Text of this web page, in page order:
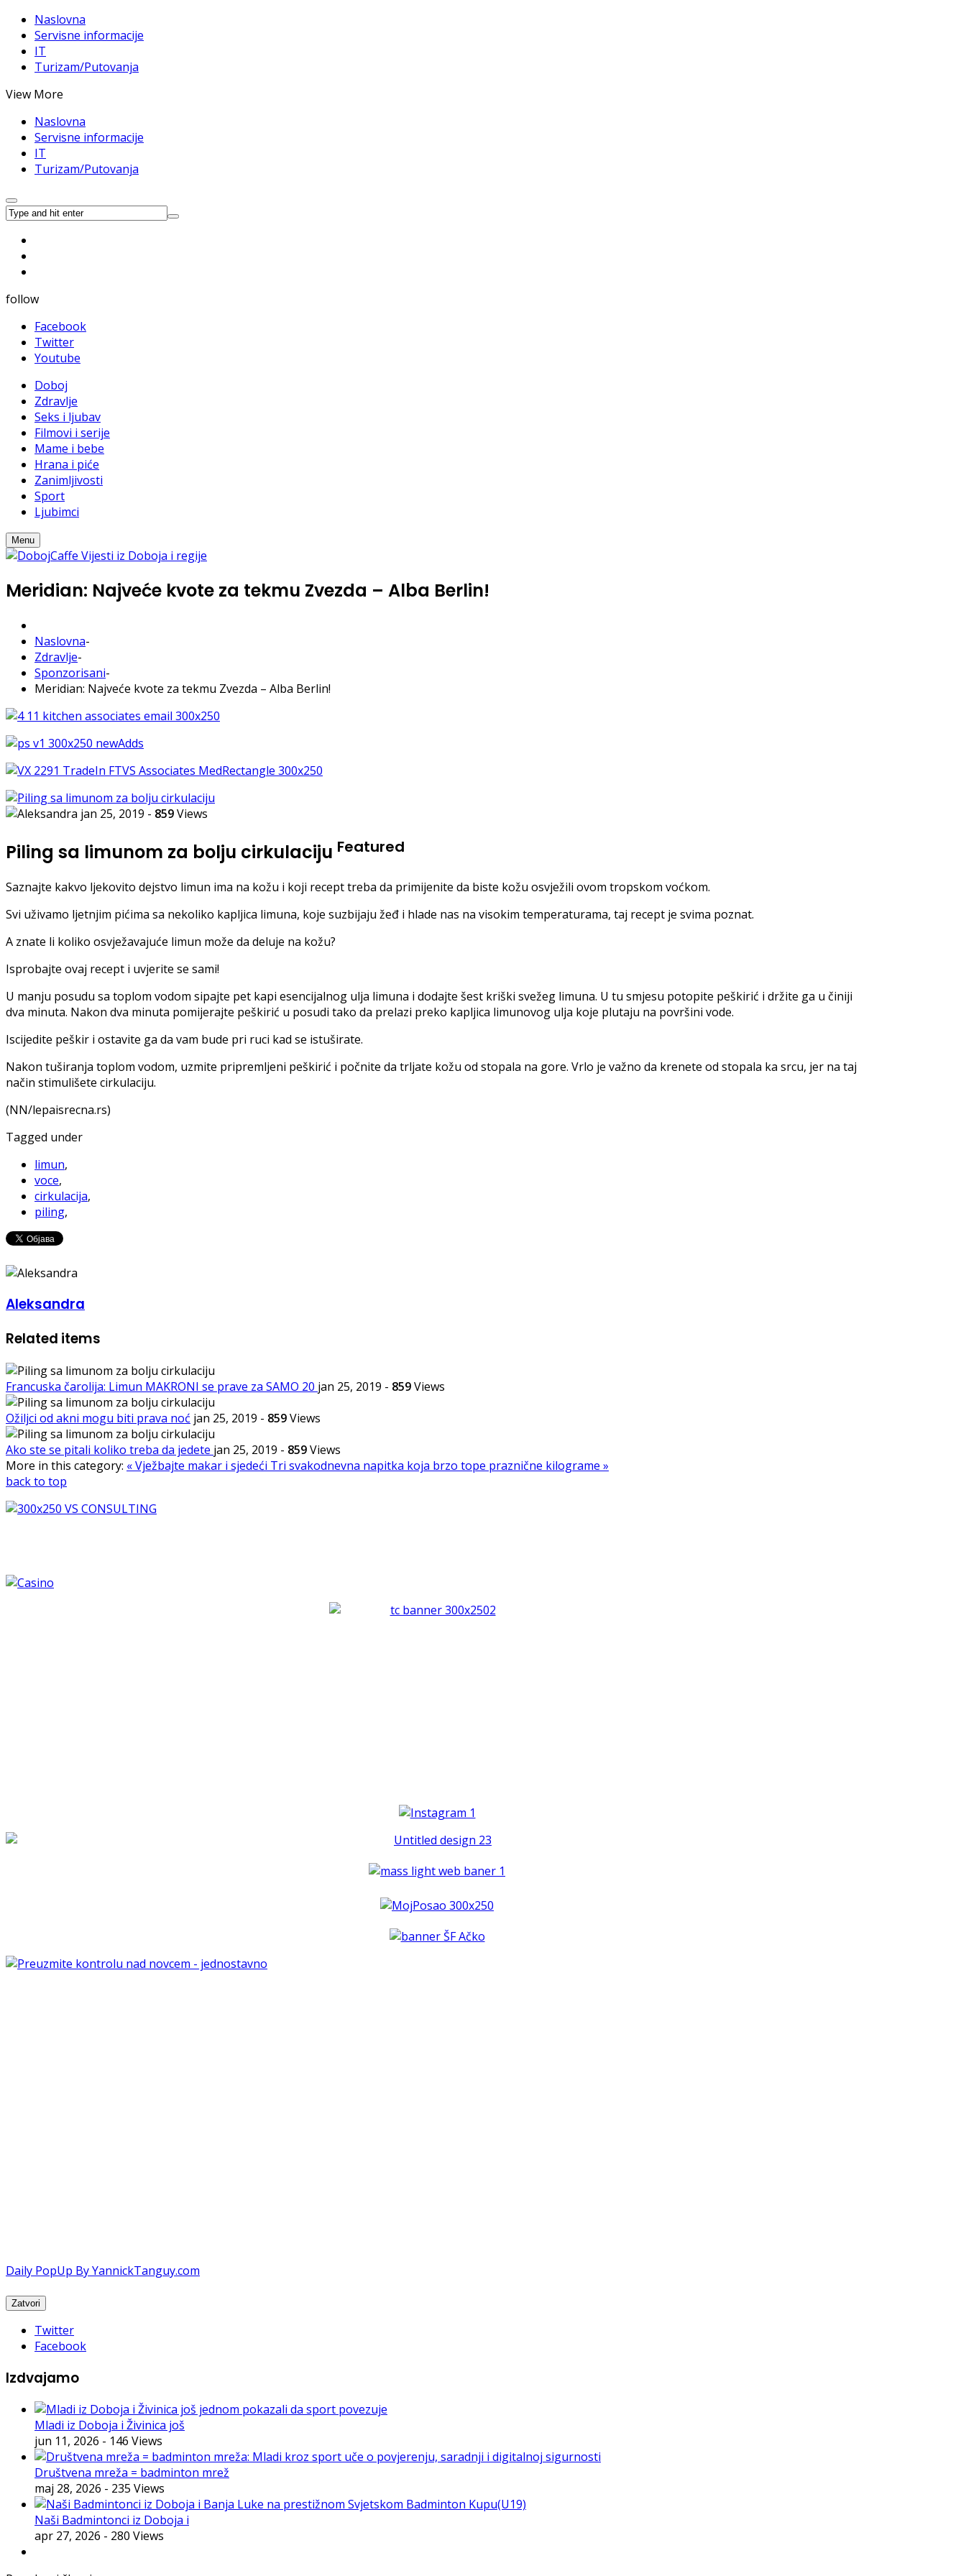
Naslovna
Servisne informacije
IT
Turizam/Putovanja
View More
Naslovna
Servisne informacije
IT
Turizam/Putovanja
follow
Facebook
Twitter
Youtube
Doboj
Zdravlje
Seks i ljubav
Filmovi i serije
Mame i bebe
Hrana i piće
Zanimljivosti
Sport
Ljubimci
Menu
Meridian: Najveće kvote za tekmu Zvezda – Alba Berlin!
Naslovna-
Zdravlje-
Sponzorisani-
Meridian: Najveće kvote za tekmu Zvezda – Alba Berlin!
jan 25, 2019 - 859Views
Piling sa limunom za bolju cirkulaciju Featured
Saznajte kakvo ljekovito dejstvo limun ima na kožu i koji recept treba da primijenite da biste kožu osvježili ovom tropskom voćkom.
Svi uživamo ljetnjim pićima sa nekoliko kapljica limuna, koje suzbijaju žeđ i hlade nas na visokim temperaturama, taj recept je svima poznat.
A znate li koliko osvježavajuće limun može da deluje na kožu?
Isprobajte ovaj recept i uvjerite se sami!
U manju posudu sa toplom vodom sipajte pet kapi esencijalnog ulja limuna i dodajte šest kriški svežeg limuna. U tu smjesu potopite peškirić i držite ga u činiji
dva minuta. Nakon dva minuta pomijerajte peškirić u posudi tako da prelazi preko kapljica limunovog ulja koje plutaju na površini vode.
Iscijedite peškir i ostavite ga da vam bude pri ruci kad se istuširate.
Nakon tuširanja toplom vodom, uzmite pripremljeni peškirić i počnite da trljate kožu od stopala na gore. Vrlo je važno da krenete od stopala ka srcu, jer na taj
način stimulišete cirkulaciju.
(NN/lepaisrecna.rs)
Tagged under
limun,
voce,
cirkulacija,
piling,
Aleksandra
Related items
Francuska čarolija: Limun MAKRONI se prave za SAMO 20 jan 25, 2019 - 859Views
Ožiljci od akni mogu biti prava noć jan 25, 2019 - 859Views
Ako ste se pitali koliko treba da jedete jan 25, 2019 - 859Views
More in this category: « Vježbajte makar i sjedeći Tri svakodnevna napitka koja brzo tope praznične kilograme »
back to top
Daily PopUp By YannickTanguy.com
Twitter
Facebook
Izdvajamo
Mladi iz Doboja i Živinica još
jun 11, 2026 - 146 Views
Društvena mreža = badminton mrež
maj 28, 2026 - 235 Views
Naši Badmintonci iz Doboja i
apr 27, 2026 - 280 Views